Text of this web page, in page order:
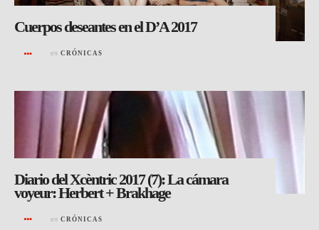
Cuerpos deseantes en el D’A 2017
en CRÓNICAS
Diario del Xcèntric 2017 (7): La cámara
voyeur: Herbert + Brakhage
en CRÓNICAS